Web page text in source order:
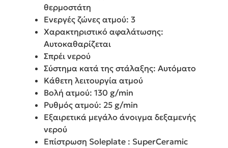
θερμοστάτη
Ενεργές ζώνες ατμού: 3
Χαρακτηριστικό αφαλάτωσης:
Αυτοκαθαρίζεται
Σπρέι νερού
Σύστημα κατά της στάλαξης: Αυτόματο
Κάθετη λειτουργία ατμού
Βολή ατμού: 130 g/min
Ρυθμός ατμού: 25 g/min
Εξαιρετικά μεγάλο άνοιγμα δεξαμενής
νερού
Επίστρωση Soleplate : SuperCeramic